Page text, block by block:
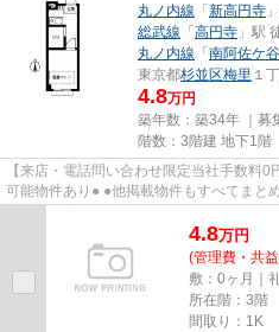
丸ノ内線 「 新高円寺
総武線 「 高円寺 」駅
丸ノ内線 「 南阿佐ケ谷
東京都杉並区梅里 １
4.8万円
築年数：築34年 ｜募
階数：3階建 地下1階
【来店・電話問い合わせ限定当社手数料0円】 ●内覧現地対応・オンライン
可能物件あり● ●他掲載物件もすべてまと
4.8万円
(管理費・共
敷：0ヶ月｜
所在階：3階
間取り：1K